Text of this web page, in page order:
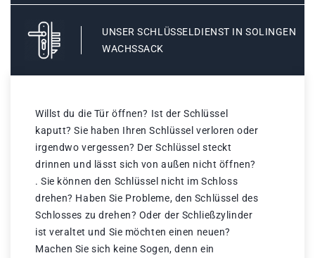
UNSER SCHLÜSSELDIENST IN SOLINGEN
WACHSSACK
Willst du die Tür öffnen? Ist der Schlüssel
kaputt? Sie haben Ihren Schlüssel verloren oder
irgendwo vergessen? Der Schlüssel steckt
drinnen und lässt sich von außen nicht öffnen?
. Sie können den Schlüssel nicht im Schloss
drehen? Haben Sie Probleme, den Schlüssel des
Schlosses zu drehen? Oder der Schließzylinder
ist veraltet und Sie möchten einen neuen?
Machen Sie sich keine Sogen, denn ein